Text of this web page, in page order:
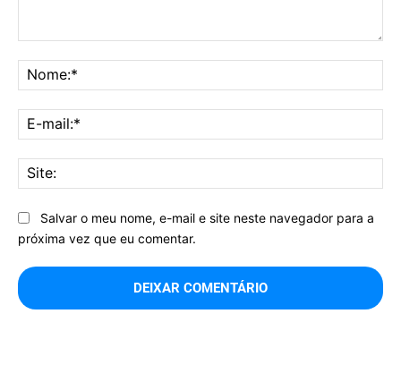
Salvar o meu nome, e-mail e site neste navegador para a
próxima vez que eu comentar.